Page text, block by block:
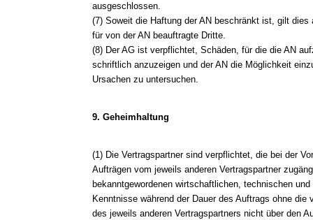
ausgeschlossen.
(7) Soweit die Haftung der AN beschränkt ist, gilt dies
für von der AN beauftragte Dritte.
(8) Der AG ist verpflichtet, Schäden, für die die AN
schriftlich anzuzeigen und der AN die Möglichkeit
Ursachen zu untersuchen.
9. Geheimhaltung
(1) Die Vertragspartner sind verpflichtet, die bei der
Aufträgen vom jeweils anderen Vertragspartner
bekanntgewordenen wirtschaftlichen, technischen
Kenntnisse während der Dauer des Auftrags ohne
des jeweils anderen Vertragspartners nicht über den